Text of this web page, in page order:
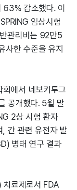
감소했다. 이
임상시험
관리비는 92만5
사한 수준을 유지
에서 네보키투그
공개했다. 5월 말
2상 시험 환자
, 간 관련 유전자 발
병태 연구 결과
치료제로서 FDA